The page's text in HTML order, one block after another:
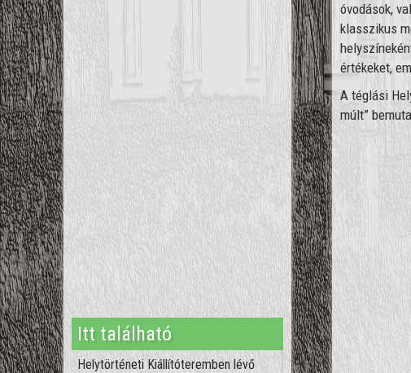
Itt található
Helytörténeti Kiállítóteremben lévő
óvodások,
klasszikus
értékeket,
A téglási
múlt”